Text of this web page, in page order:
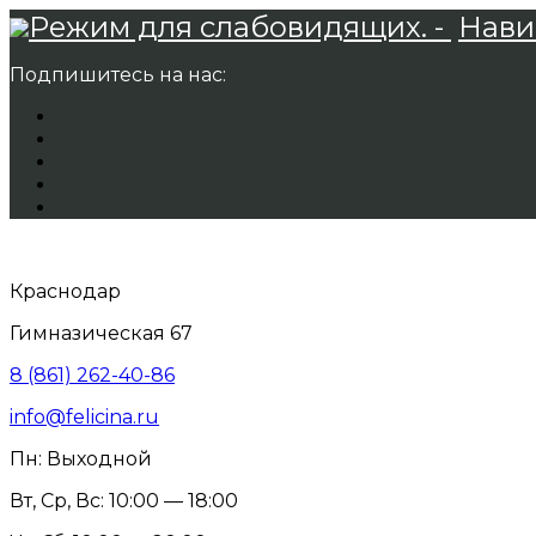
Режим для слабовидящих. -
Подпишитесь на нас:
Краснодар
Гимназическая 67
8 (861) 262-40-86
info@felicina.ru
Пн: Выходной
Вт, Ср, Вс: 10:00 — 18:00